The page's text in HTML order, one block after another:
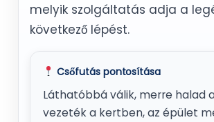
melyik szolgáltatás adja a
következő lépést.
Csőfutás pontosítása
Láthatóbbá válik, merre halad
vezeték a kertben, az épület